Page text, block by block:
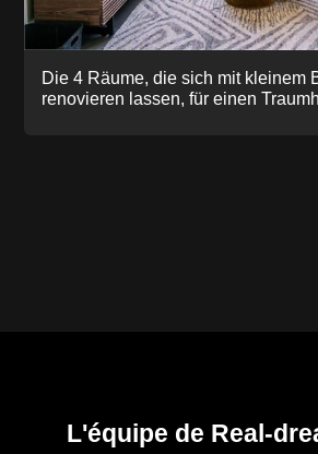
Die 4 Räume, die sich mit kleinem
renovieren lassen, für einen
L'équipe de Real-